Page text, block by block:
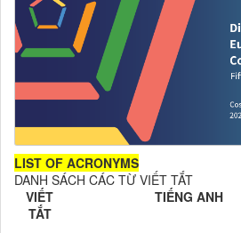
LIST OF ACRONYMS
DANH SÁCH CÁC TỪ VIẾT TẮT
VIẾT
TẮT
TIẾNG ANH